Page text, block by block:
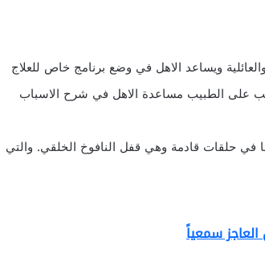
ويساعد الاهل في وضع برنامج خاص للعلاج
على الطبيب مساعدة الاهل في شرح الاسباب
حلقات قادمة وهي قفل النافوخ الخلقي. والتي
سمعياً